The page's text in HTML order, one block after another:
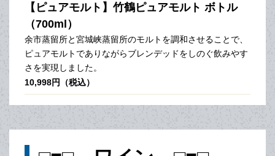
【ピュアモルト】竹鶴ピュアモルト ボトル
（700ml）
余市蒸留所と宮城峡蒸留所のモルトを調和させることで、
ピュアモルトでありながらブレンデッドをしのぐ飲みやす
さを実現しました。
10,998円（税込）